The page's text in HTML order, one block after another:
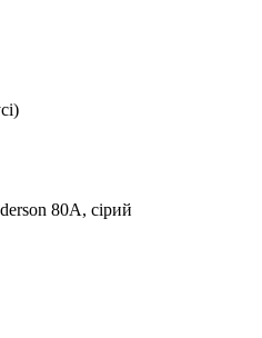
80А, сірий